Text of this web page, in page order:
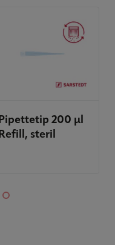
Pipettetip 200 µl
Refill, steril